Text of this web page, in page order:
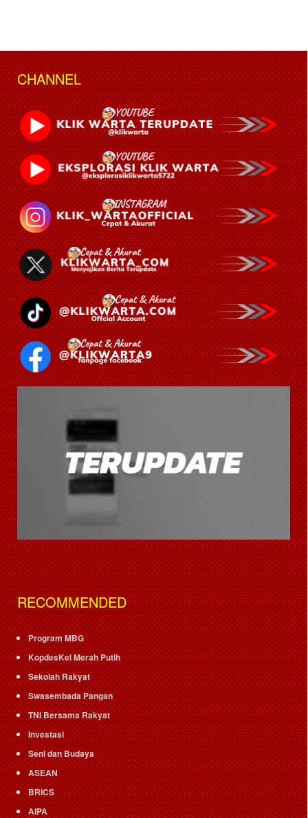
CHANNEL
RECOMMENDED
Program MBG
KopdesKel Merah Putih
Sekolah Rakyat
Swasembada Pangan
TNI Bersama Rakyat
Investasi
Seni dan Budaya
ASEAN
BRICS
AIPA